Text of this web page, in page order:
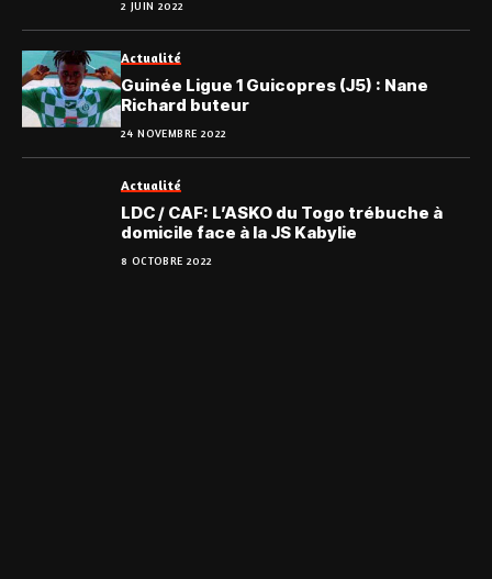
2 JUIN 2022
Actualité
Guinée Ligue 1 Guicopres (J5) : Nane
Richard buteur
24 NOVEMBRE 2022
Actualité
LDC / CAF: L’ASKO du Togo trébuche à
domicile face à la JS Kabylie
8 OCTOBRE 2022